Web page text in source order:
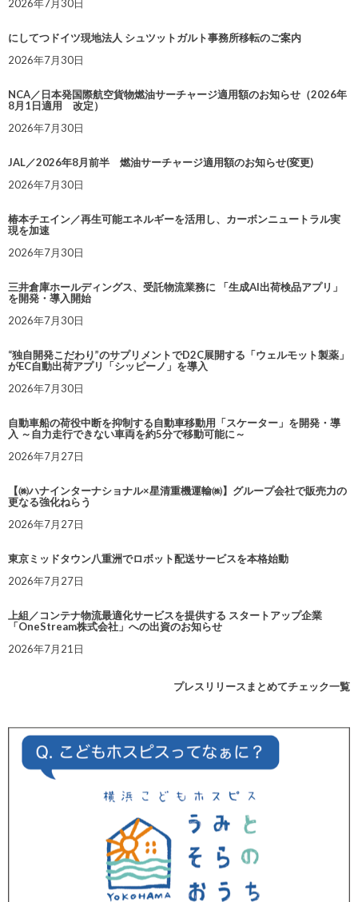
2026年7月30日
にしてつドイツ現地法人 シュツットガルト事務所移転のご案内
2026年7月30日
NCA／日本発国際航空貨物燃油サーチャージ適用額のお知らせ（2026年
8月1日適用 改定）
2026年7月30日
JAL／2026年8月前半 燃油サーチャージ適用額のお知らせ(変更)
2026年7月30日
椿本チエイン／再生可能エネルギーを活用し、カーボンニュートラル実
現を加速
2026年7月30日
三井倉庫ホールディングス、受託物流業務に 「生成AI出荷検品アプリ」
を開発・導入開始
2026年7月30日
“独自開発こだわり”のサプリメントでD2C展開する「ウェルモット製薬」
がEC自動出荷アプリ「シッピーノ」を導入
2026年7月30日
自動車船の荷役中断を抑制する自動車移動用「スケーター」を開発・導
入 ～自力走行できない車両を約5分で移動可能に～
2026年7月27日
【㈱ハナインターナショナル×星清重機運輸㈱】グループ会社で販売力の
更なる強化ねらう
2026年7月27日
東京ミッドタウン八重洲でロボット配送サービスを本格始動
2026年7月27日
上組／コンテナ物流最適化サービスを提供する スタートアップ企業
「OneStream株式会社」への出資のお知らせ
2026年7月21日
プレスリリースまとめてチェック一覧